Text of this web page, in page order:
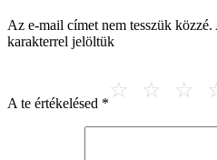
Az e-mail címet nem tesszük közzé.
karakterrel jelöltük
A te értékelésed *